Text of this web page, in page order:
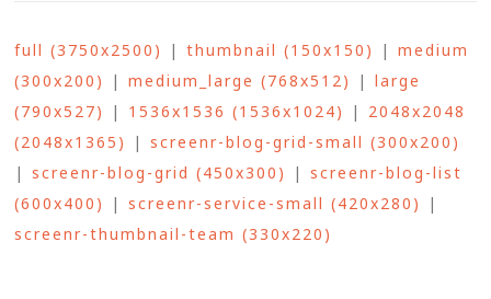
full (3750x2500) |thumbnail (150x150) |medium
(300x200)
|medium_large (768x512) |large
(790x527)
| 1536x1536 (1536x1024) | 2048x2048
(2048x1365)
|screenr-blog-grid-small (300x200)
|screenr-blog-grid (450x300) |screenr-blog-list
(600x400)
|screenr-service-small (420x280)
|
screenr-thumbnail-team (330x220)